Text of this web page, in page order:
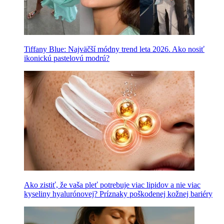
Tiffany Blue: Najväčší módny trend leta 2026. Ako nosiť
ikonickú pastelovú modrú?
Ako zistiť, že vaša pleť potrebuje viac lipidov a nie viac
kyseliny hyalurónovej? Príznaky poškodenej kožnej bariéry